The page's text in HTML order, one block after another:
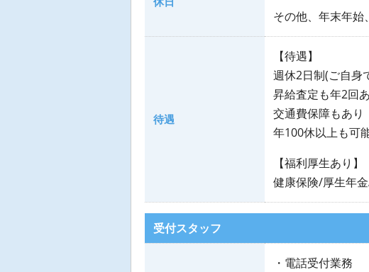
その他、年末年始
待遇
【待遇】
週休2日制(ご自身
昇給査定も年2回
交通費保障もあり
年100休以上も可
【福利厚生あり】
健康保険/厚生年
受付スタッフ
・電話受付業務